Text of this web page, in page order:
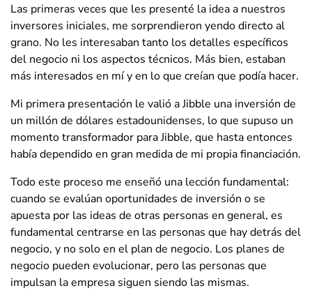
Las primeras veces que les presenté la idea a nuestros
inversores iniciales, me sorprendieron yendo directo al
grano. No les interesaban tanto los detalles específicos
del negocio ni los aspectos técnicos. Más bien, estaban
más interesados en mí y en lo que creían que podía hacer.
Mi primera presentación le valió a Jibble una inversión de
un millón de dólares estadounidenses, lo que supuso un
momento transformador para Jibble, que hasta entonces
había dependido en gran medida de mi propia financiación.
Todo este proceso me enseñó una lección fundamental:
cuando se evalúan oportunidades de inversión o se
apuesta por las ideas de otras personas en general, es
fundamental centrarse en las personas que hay detrás del
negocio, y no solo en el plan de negocio. Los planes de
negocio pueden evolucionar, pero las personas que
impulsan la empresa siguen siendo las mismas.